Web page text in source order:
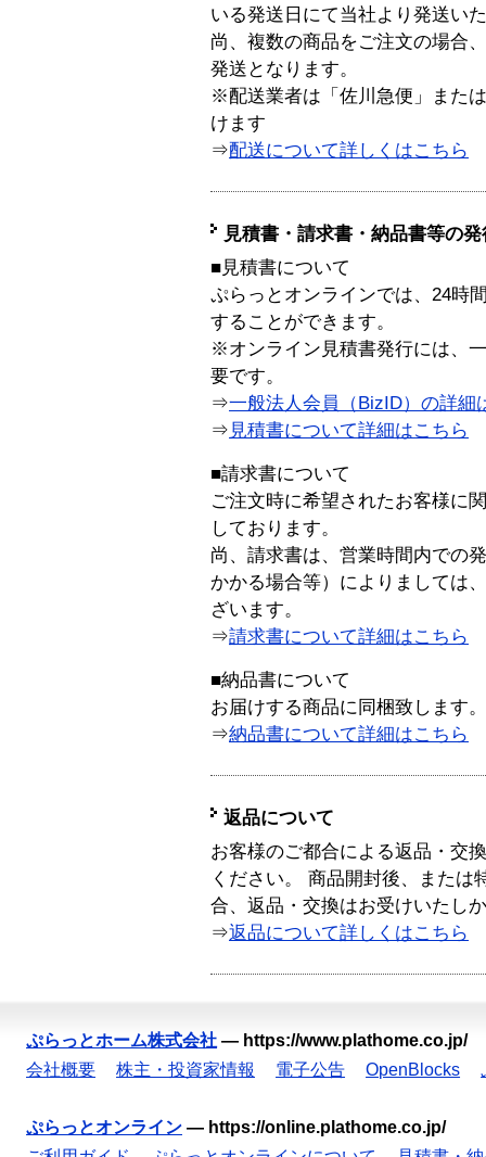
いる発送日にて当社より発送い
尚、複数の商品をご注文の場合
発送となります。
※配送業者は「佐川急便」また
けます
⇒配送について詳しくはこちら
見積書・請求書・納品書等の
■見積書について
ぷらっとオンラインでは、24時
することができます。
※オンライン見積書発行には、
要です。
⇒一般法人会員（BizID）の詳細
⇒ 見積書について詳細はこちら
■請求書について
ご注文時に希望されたお客様に
しております。
尚、請求書は、営業時間内での
かかる場合等）によりましては
ざいます。
⇒請求書について詳細はこちら
■納品書について
お届けする商品に同梱致します。
⇒納品書について詳細はこちら
返品について
お客様のご都合による返品・交
ください。 商品開封後、または
合、返品・交換はお受けいたし
⇒返品について詳しくはこちら
ぷらっとホーム株式会社 — https://www.plathome.co.jp/
会社概要
株主・投資家情報 電子公告 OpenBlocks
ぷらっとオンライン — https://online.plathome.co.jp/